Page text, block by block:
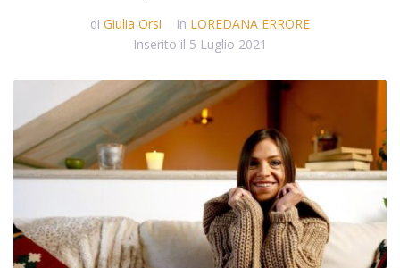
di Giulia Orsi In LOREDANA ERRORE
Inserito il 5 Luglio 2021